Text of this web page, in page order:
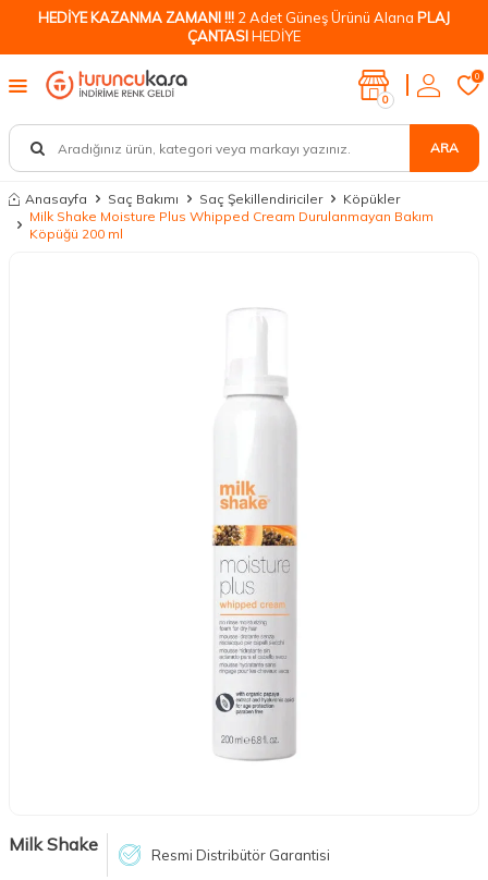
HEDİYE KAZANMA ZAMANI !!! 2 Adet Güneş Ürünü Alana PLAJ
ÇANTASIHEDİYE
ARA
0
0
Anasayfa Saç Bakımı Saç Şekillendiriciler
Köpükler
Milk Shake Moisture Plus Whipped Cream Durulanmayan Bakım
Köpüğü 200 ml
Milk Shake Resmi Distribütör Garantisi